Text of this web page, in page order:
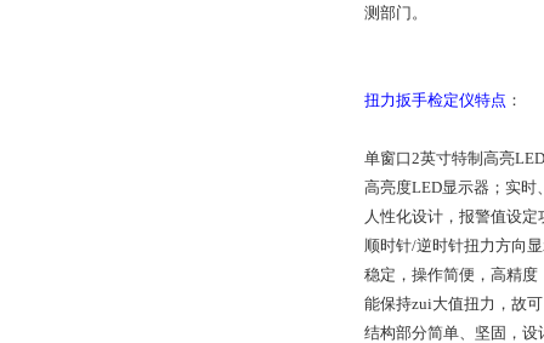
测部门。
扭力扳手检定仪特点 ：
单窗口2英寸特制高亮
高亮度LED显示器；实时
人性化设计，报警值设
顺时针/逆时针扭力方向
稳定，操作简便，高精
能保持zui大值扭力，故
结构部分简单、坚固，